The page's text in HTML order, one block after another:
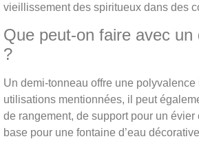
vieillissement des spiritueux dans des
Que peut-on faire avec un
?
Un demi-tonneau offre une
utilisations mentionnées, il peut
de rangement, de support pour un évier
base pour une fontaine d’eau